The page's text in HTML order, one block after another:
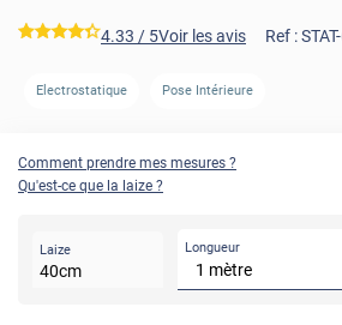
*****
4.33 / 5Voir les avis Ref :
Electrostatique Pose Intérieure
Comment prendre mes mesures ?
Qu'est-ce que la laize ?
Laize
40cm
Longueur